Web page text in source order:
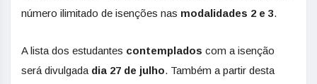
número ilimitado de isenções nas modalidades 2 e 3.
A lista dos estudantes contemplados com a isenção
será divulgada dia 27 de julho. Também a partir desta